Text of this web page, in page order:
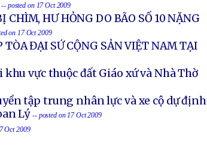
-- posted on 17 Oct 2009
CHÌM, HƯ HỎNG DO BÃO SỐ 10 NẶNG
on 17 Oct 2009
ĐẠI SỨ CỘNG SẢN VIỆT NAM TẠI
vực thuộc đất Giáo xứ và Nhà Thờ
tập trung nhân lực và xe cộ dự định
Lý -- posted on 17 Oct 2009
Oct 2009